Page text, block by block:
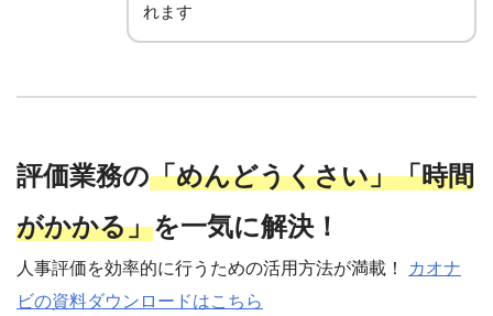
れます
評価業務の「めんどうくさい」「時間
がかかる」を一気に解決！
人事評価を効率的に行うための活用方法が満載！
カオナ
ビの資料ダウンロードはこちら